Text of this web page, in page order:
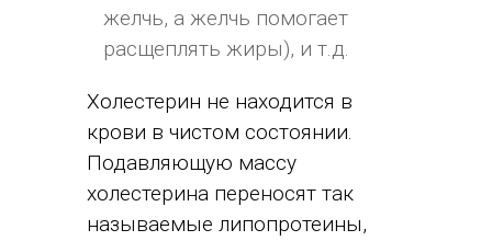
желчь, а желчь помогает
расщеплять жиры), и т.д.
Холестерин не находится в
крови в чистом состоянии.
Подавляющую массу
холестерина переносят так
называемые липопротеины,